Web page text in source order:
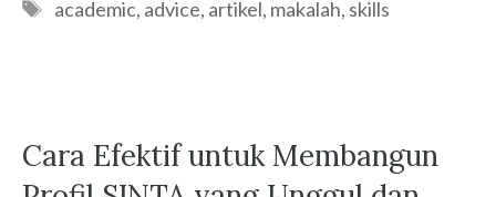
academic, advice, artikel, makalah, skills
Cara Efektif untuk Membangun